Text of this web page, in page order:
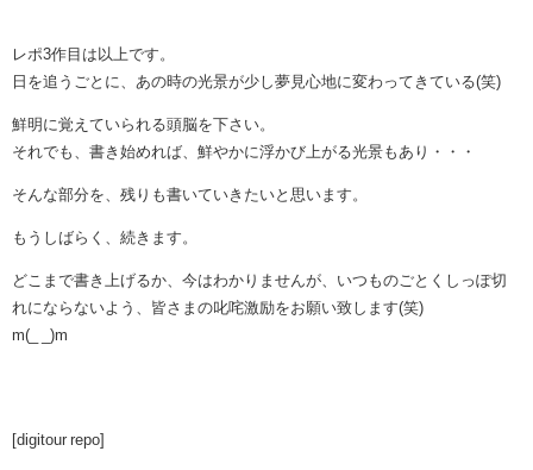
レポ3作目は以上です。
日を追うごとに、あの時の光景が少し夢見心地に変わってきている(笑)
鮮明に覚えていられる頭脳を下さい。
それでも、書き始めれば、鮮やかに浮かび上がる光景もあり・・・
そんな部分を、残りも書いていきたいと思います。
もうしばらく、続きます。
どこまで書き上げるか、今はわかりませんが、いつものごとくしっぽ切
れにならないよう、皆さまの叱咤激励をお願い致します(笑)
m(_ _)m
[digitour repo]